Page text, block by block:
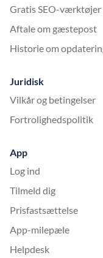
Gratis SEO-værktøjer
Aftale om gæstepost
Historie om
Juridisk
Vilkår og betingelser
Fortrolighedspolitik
App
Log ind
Tilmeld dig
Prisfastsættelse
App-milepæle
Helpdesk